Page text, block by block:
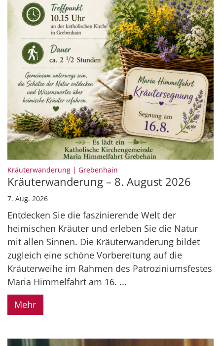
Kräuterwanderung | Grebenhain
Kräuterwanderung – 8. August 2026
7. Aug. 2026
Entdecken Sie die faszinierende Welt der
heimischen Kräuter und erleben Sie die Natur
mit allen Sinnen. Die Kräuterwanderung bildet
zugleich eine schöne Vorbereitung auf die
Kräuterweihe im Rahmen des Patroziniumsfestes
Maria Himmelfahrt am 16. ...
Mehr